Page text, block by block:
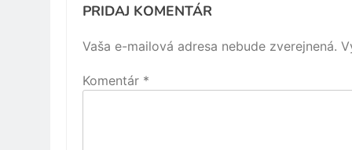
PRIDAJ KOMENTÁR
Vaša e-mailová adresa nebude zverejnená.
Komentár *